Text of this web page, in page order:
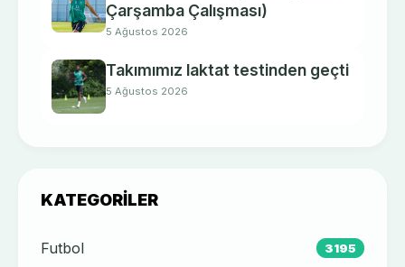
Çarşamba Çalışması)
5 Ağustos 2026
Takımımız laktat testinden geçti
5 Ağustos 2026
KATEGORILER
Futbol 3195